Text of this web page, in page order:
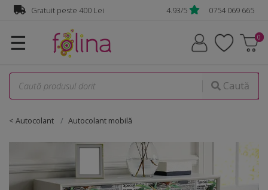
Gratuit peste 400 Lei 4.93/5 0754 069 665
☰
Caută
< Autocolant Autocolant mobilă